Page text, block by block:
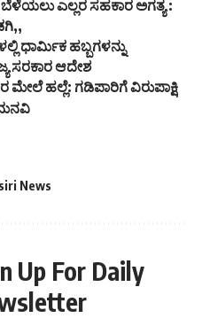
ಎಲ್ಲರ ಸಹಕಾರ ಅಗತ್ಯ :
ಧಾರ್ಮಿಕ ಹಬ್ಬಗಳನ್ನು
ಸರಕಾರ ಆದೇಶ
ಹಲ್ಲೆ: ಗಡಿಪಾರಿಗೆ ವಿರುಪಾಕ್ಷಿ
News
Up For Daily